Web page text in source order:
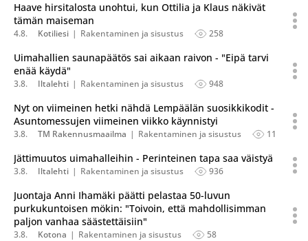
Haave hirsitalosta unohtui, kun Ottilia ja Klaus näkivät
tämän maiseman
4.8. Kotiliesi Rakentaminen ja sisustus 258
Uimahallien saunapäätös sai aikaan raivon - "Eipä tarvi
enää käydä"
3.8. Iltalehti Rakentaminen ja sisustus 948
Nyt on viimeinen hetki nähdä Lempäälän suosikkikodit -
Asuntomessujen viimeinen viikko käynnistyi
3.8. TM Rakennusmaailma Rakentaminen ja sisustus 11
Jättimuutos uimahalleihin - Perinteinen tapa saa väistyä
3.8. Iltalehti Rakentaminen ja sisustus 936
Juontaja Anni Ihamäki päätti pelastaa 50-luvun
purkukuntoisen mökin: "Toivoin, että mahdollisimman
paljon vanhaa säästettäisiin"
3.8. Kotona Rakentaminen ja sisustus 58